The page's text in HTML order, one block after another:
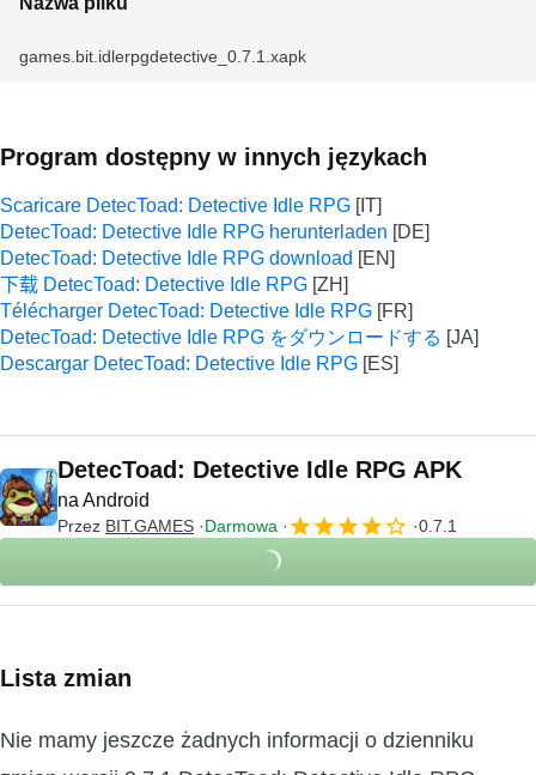
games.bit.idlerpgdetective_0.7.1.xapk
Program dostępny w innych językach
Scaricare DetecToad: Detective Idle RPG
DetecToad: Detective Idle RPG herunterladen
DetecToad: Detective Idle RPG download
下载 DetecToad: Detective Idle RPG
Télécharger DetecToad: Detective Idle RPG
DetecToad: Detective Idle RPG をダウンロードする
Descargar DetecToad: Detective Idle RPG
DetecToad: Detective Idle RPG APK
na Android
Przez BIT.GAMES Darmowa 0.7.1
Lista zmian
Nie mamy jeszcze żadnych informacji o dzienniku